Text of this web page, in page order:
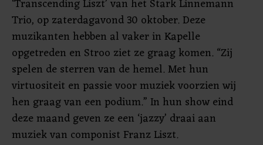
‘Transcending Liszt’ van het Stark Linnemann
Trio, op zaterdagavond 30 oktober. Deze
muzikanten hebben al vaker in Kapelle
opgetreden en Stroo ziet ze graag komen. “Zij
spelen de sterren van de hemel. Met hun
virtuositeit en passie voor muziek voorzien wij
hen graag van een podium.” In hun show eind
deze maand geven ze een ‘jazzy’ draai aan
muziek van componist Franz Liszt.